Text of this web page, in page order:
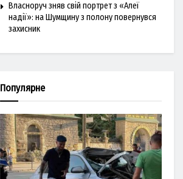
Власноруч зняв свій портрет з «Алеї
надії»: на Шумщину з полону повернувся
захисник
Популярне